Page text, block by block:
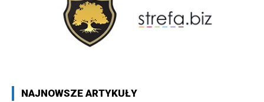
NAJNOWSZE ARTYKUŁY